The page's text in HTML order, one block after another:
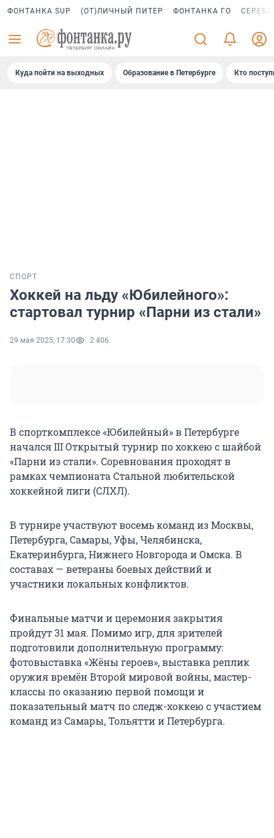
ФОНТАНКА SUP (ОТ)ЛИЧНЫЙ ПИТЕР ФОНТАНКА ГО
Куда пойти на выходных Образование в Петербурге Кто
СПОРТ
Хоккей на льду «Юбилейного»:
стартовал турнир «Парни из стали»
29 мая 2025, 17:30 2 406
В спорткомплексе «Юбилейный» в Петербурге
начался III Открытый турнир по хоккею с шайбой
«Парни из стали». Соревнования проходят в
рамках чемпионата Стальной любительской
хоккейной лиги (СЛХЛ).
В турнире участвуют восемь команд из Москвы,
Петербурга, Самары, Уфы, Челябинска,
Екатеринбурга, Нижнего Новгорода и Омска. В
составах — ветераны боевых действий и
участники локальных конфликтов.
Финальные матчи и церемония закрытия
пройдут 31 мая. Помимо игр, для зрителей
подготовили дополнительную программу:
фотовыставка «Жёны героев», выставка реплик
оружия времён Второй мировой войны, мастер-
классы по оказанию первой помощи и
показательный матч по следж-хоккею с участием
команд из Самары, Тольятти и Петербурга.